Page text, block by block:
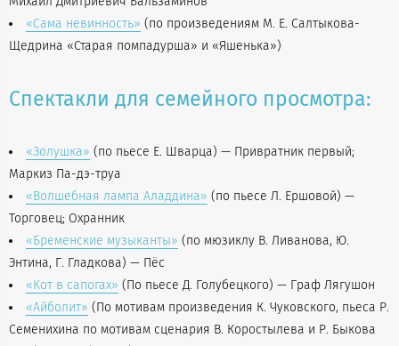
«Сама невинность» (по произведениям М. Е. Салтыкова-
Щедрина «Старая помпадурша» и «Яшенька»)
Спектакли для семейного просмотра:
«Золушка» (по пьесе Е. Шварца) — Привратник первый;
Маркиз Па-дэ-труа
«Волшебная лампа Аладдина» (по пьесе Л. Ершовой) —
Торговец; Охранник
«Бременские музыканты» (по мюзиклу В. Ливанова, Ю.
Энтина, Г. Гладкова) — Пёс
«Кот в сапогах» (По пьесе Д. Голубецкого) — Граф Лягушон
«Айболит» (По мотивам произведения К. Чуковского, пьеса Р.
Семенихина по мотивам сценария В. Коростылева и Р. Быкова